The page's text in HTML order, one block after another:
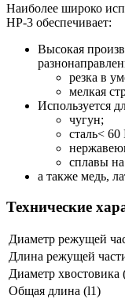
Наиболее широко
HP-3 обеспечивает:
Высокая
резка в
мелкая
Используется
чугун;
сталь< 60
сплавы
а также медь,
Технические
Диаметр режущей
Длина режущей
Диаметр хвостовика
Общая длина (l1)